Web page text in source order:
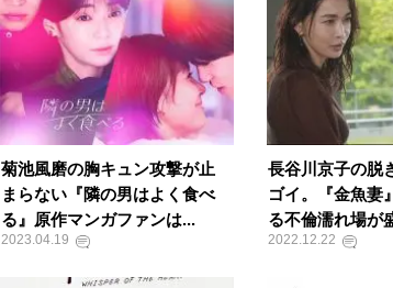
菊池風磨の胸キュン攻撃が止
まらない『隣の男はよく食べ
る』原作マンガファンは...
2023.04.19
長谷川京子の脱
ゴイ。『金魚妻
る不倫濡れ場が
2022.12.22